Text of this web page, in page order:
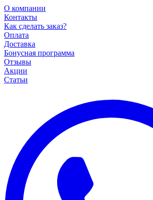
О компании
Контакты
Как сделать заказ?
Оплата
Доставка
Бонусная программа
Отзывы
Акции
Статьи